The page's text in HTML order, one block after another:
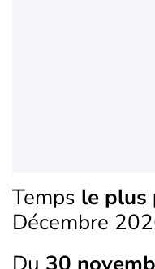
Temps le plus
Décembre